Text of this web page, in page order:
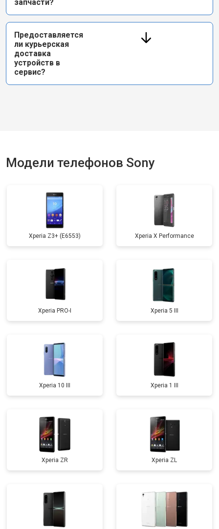
запчасти?
Предоставляется
ли курьерская
доставка
устройств в
сервис?
Модели телефонов Sony
Xperia Z3+ (E6553) Xperia X Performance
Xperia PRO-I Xperia 5 III
Xperia 10 III Xperia 1 III
Xperia ZR Xperia ZL